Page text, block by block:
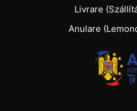
Livrare
Anulare